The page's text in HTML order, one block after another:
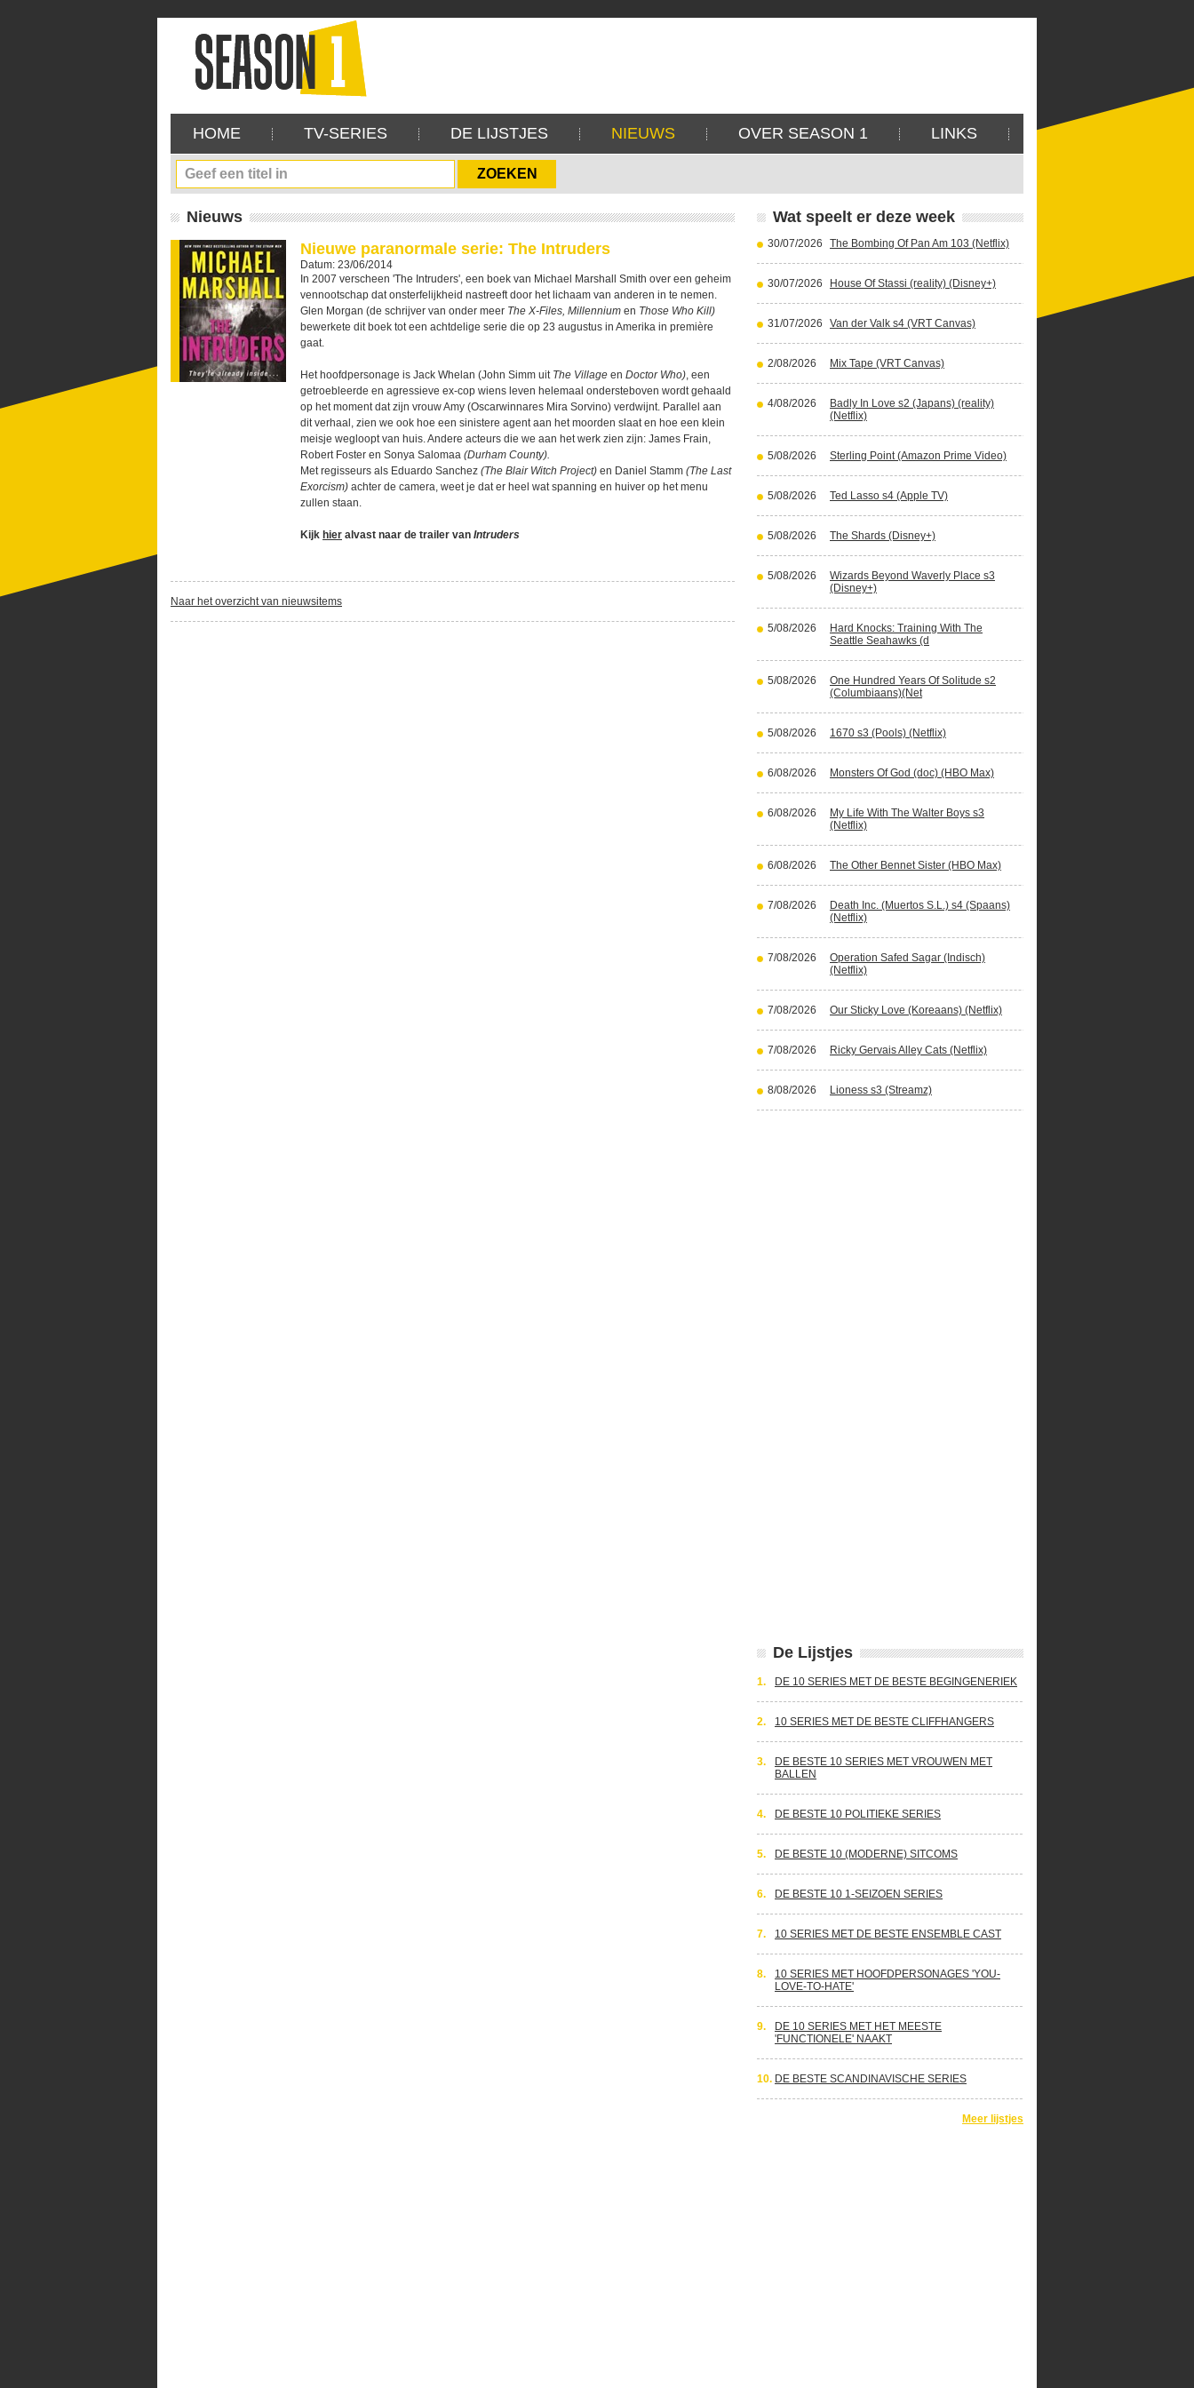
HOME TV-SERIES DE LIJSTJES NIEUWS OVER SEASON 1 LINKS
Nieuws
Nieuwe paranormale serie: The Intruders
Datum: 23/06/2014
In 2007 verscheen 'The Intruders', een boek van Michael Marshall Smith over een geheim
vennootschap dat onsterfelijkheid nastreeft door het lichaam van anderen in te nemen.
Glen Morgan (de schrijver van onder meer The X-Files, Millennium en Those Who Kill)
bewerkete dit boek tot een achtdelige serie die op 23 augustus in Amerika in première
gaat.
Het hoofdpersonage is Jack Whelan (John Simm uit The Village en Doctor Who), een
getroebleerde en agressieve ex-cop wiens leven helemaal ondersteboven wordt gehaald
op het moment dat zijn vrouw Amy (Oscarwinnares Mira Sorvino) verdwijnt. Parallel aan
dit verhaal, zien we ook hoe een sinistere agent aan het moorden slaat en hoe een klein
meisje wegloopt van huis. Andere acteurs die we aan het werk zien zijn: James Frain,
Robert Foster en Sonya Salomaa (Durham County).
Met regisseurs als Eduardo Sanchez (The Blair Witch Project) en Daniel Stamm (The Last
Exorcism) achter de camera, weet je dat er heel wat spanning en huiver op het menu
zullen staan.
Kijk hier alvast naar de trailer van Intruders
Naar het overzicht van nieuwsitems
Wat speelt er deze week
30/07/2026 The Bombing Of Pan Am 103 (Netflix)
30/07/2026 House Of Stassi (reality) (Disney+)
31/07/2026 Van der Valk s4 (VRT Canvas)
2/08/2026 Mix Tape (VRT Canvas)
4/08/2026
Badly In Love s2 (Japans) (reality)
(Netflix)
5/08/2026 Sterling Point (Amazon Prime Video)
5/08/2026 Ted Lasso s4 (Apple TV)
5/08/2026 The Shards (Disney+)
5/08/2026
Wizards Beyond Waverly Place s3
(Disney+)
5/08/2026
Hard Knocks: Training With The
Seattle Seahawks (d
5/08/2026
One Hundred Years Of Solitude s2
(Columbiaans)(Net
5/08/2026 1670 s3 (Pools) (Netflix)
6/08/2026 Monsters Of God (doc) (HBO Max)
6/08/2026
My Life With The Walter Boys s3
(Netflix)
6/08/2026 The Other Bennet Sister (HBO Max)
7/08/2026
Death Inc. (Muertos S.L.) s4 (Spaans)
(Netflix)
7/08/2026
Operation Safed Sagar (Indisch)
(Netflix)
7/08/2026 Our Sticky Love (Koreaans) (Netflix)
7/08/2026 Ricky Gervais Alley Cats (Netflix)
8/08/2026 Lioness s3 (Streamz)
De Lijstjes
1. DE 10 SERIES MET DE BESTE BEGINGENERIEK
2. 10 SERIES MET DE BESTE CLIFFHANGERS
3.
DE BESTE 10 SERIES MET VROUWEN MET
BALLEN
4. DE BESTE 10 POLITIEKE SERIES
5. DE BESTE 10 (MODERNE) SITCOMS
6. DE BESTE 10 1-SEIZOEN SERIES
7. 10 SERIES MET DE BESTE ENSEMBLE CAST
8.
10 SERIES MET HOOFDPERSONAGES 'YOU-
LOVE-TO-HATE'
9.
DE 10 SERIES MET HET MEESTE
'FUNCTIONELE' NAAKT
10. DE BESTE SCANDINAVISCHE SERIES
Meer lijstjes